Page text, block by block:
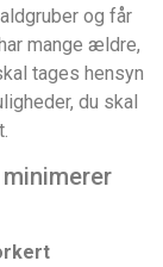
og får
mange ældre,
tages hensyn
du skal